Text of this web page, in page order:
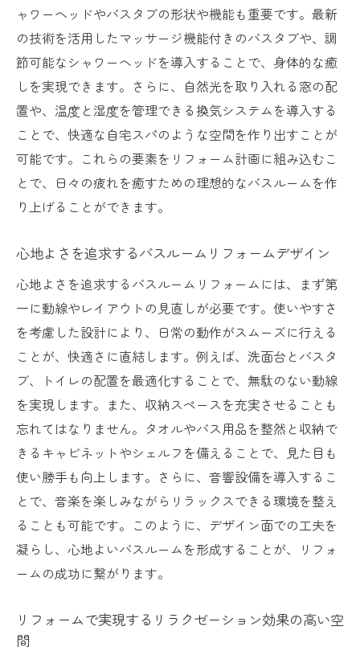
ャワーヘッドやバスタブの形状や機能も重要です。最新
の技術を活用したマッサージ機能付きのバスタブや、調
節可能なシャワーヘッドを導入することで、身体的な癒
しを実現できます。さらに、自然光を取り入れる窓の配
置や、温度と湿度を管理できる換気システムを導入する
ことで、快適な自宅スパのような空間を作り出すことが
可能です。これらの要素をリフォーム計画に組み込むこ
とで、日々の疲れを癒すための理想的なバスルームを作
り上げることができます。
心地よさを追求するバスルームリフォームデザイン
心地よさを追求するバスルームリフォームには、まず第
一に動線やレイアウトの見直しが必要です。使いやすさ
を考慮した設計により、日常の動作がスムーズに行える
ことが、快適さに直結します。例えば、洗面台とバスタ
ブ、トイレの配置を最適化することで、無駄のない動線
を実現します。また、収納スペースを充実させることも
忘れてはなりません。タオルやバス用品を整然と収納で
きるキャビネットやシェルフを備えることで、見た目も
使い勝手も向上します。さらに、音響設備を導入するこ
とで、音楽を楽しみながらリラックスできる環境を整え
ることも可能です。このように、デザイン面での工夫を
凝らし、心地よいバスルームを形成することが、リフォ
ームの成功に繋がります。
リフォームで実現するリラクゼーション効果の高い空
間